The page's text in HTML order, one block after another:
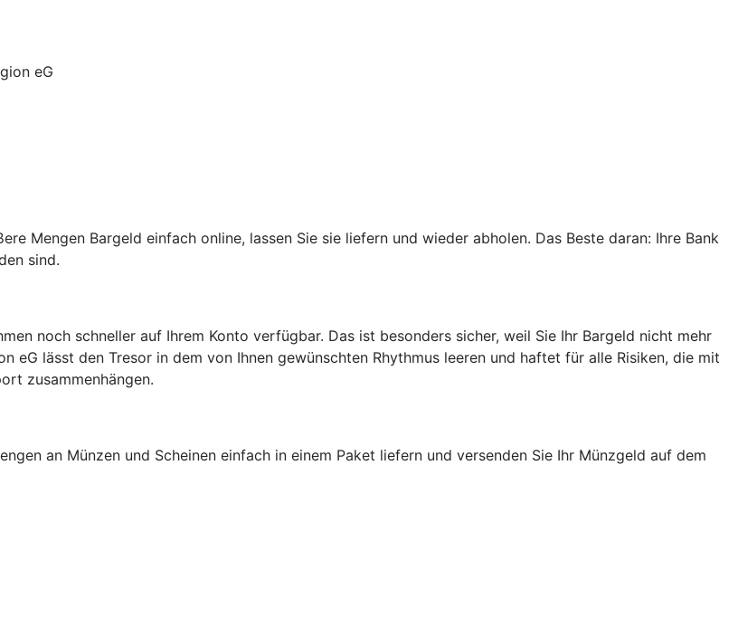
eG
Mengen Bargeld einfach online, lassen Sie sie liefern und wieder abholen. Das Beste daran: Ihre Bank
sind.
noch schneller auf Ihrem Konto verfügbar. Das ist besonders sicher, weil Sie Ihr Bargeld nicht mehr
eG lässt den Tresor in dem von Ihnen gewünschten Rhythmus leeren und haftet für alle Risiken, die mit
zusammenhängen.
an Münzen und Scheinen einfach in einem Paket liefern und versenden Sie Ihr Münzgeld auf dem